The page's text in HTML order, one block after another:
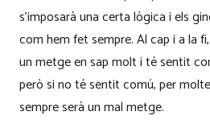
s’imposarà una certa lògica i els
com hem fet sempre. Al cap i a la
un metge en sap molt i té sentit
però si no té sentit comú, per
sempre serà un mal metge.